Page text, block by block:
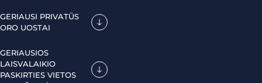
GERIAUSI PRIVATŪS
ORO UOSTAI
GERIAUSIOS
LAISVALAIKIO
PASKIRTIES VIETOS